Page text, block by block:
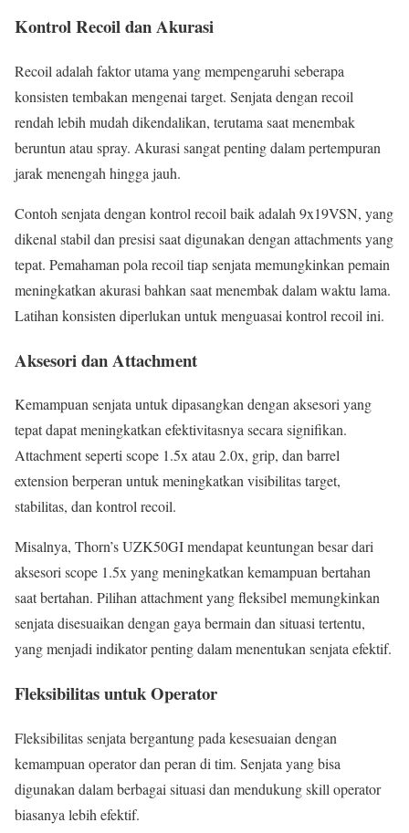
Kontrol Recoil dan Akurasi
Recoil adalah faktor utama yang mempengaruhi seberapa
konsisten tembakan mengenai target. Senjata dengan recoil
rendah lebih mudah dikendalikan, terutama saat menembak
beruntun atau spray. Akurasi sangat penting dalam pertempuran
jarak menengah hingga jauh.
Contoh senjata dengan kontrol recoil baik adalah 9x19VSN, yang
dikenal stabil dan presisi saat digunakan dengan attachments yang
tepat. Pemahaman pola recoil tiap senjata memungkinkan pemain
meningkatkan akurasi bahkan saat menembak dalam waktu lama.
Latihan konsisten diperlukan untuk menguasai kontrol recoil ini.
Aksesori dan Attachment
Kemampuan senjata untuk dipasangkan dengan aksesori yang
tepat dapat meningkatkan efektivitasnya secara signifikan.
Attachment seperti scope 1.5x atau 2.0x, grip, dan barrel
extension berperan untuk meningkatkan visibilitas target,
stabilitas, dan kontrol recoil.
Misalnya, Thorn’s UZK50GI mendapat keuntungan besar dari
aksesori scope 1.5x yang meningkatkan kemampuan bertahan
saat bertahan. Pilihan attachment yang fleksibel memungkinkan
senjata disesuaikan dengan gaya bermain dan situasi tertentu,
yang menjadi indikator penting dalam menentukan senjata efektif.
Fleksibilitas untuk Operator
Fleksibilitas senjata bergantung pada kesesuaian dengan
kemampuan operator dan peran di tim. Senjata yang bisa
digunakan dalam berbagai situasi dan mendukung skill operator
biasanya lebih efektif.